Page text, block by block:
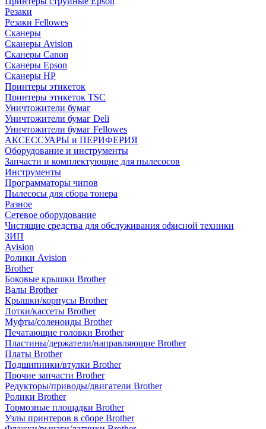
Резаки
Резаки Fellowes
Сканеры
Сканеры Avision
Сканеры Canon
Сканеры Epson
Сканеры HP
Принтеры этикеток
Принтеры этикеток TSC
Уничтожители бумаг
Уничтожители бумаг Deli
Уничтожители бумаг Fellowes
АКСЕССУАРЫ и ПЕРИФЕРИЯ
Оборудование и инструменты
Запчасти и комплектующие для пылесосов
Инструменты
Программаторы чипов
Пылесосы для сбора тонера
Разное
Сетевое оборудование
Чистящие средства для обслуживания офисной техники
ЗИП
Avision
Ролики Avision
Brother
Боковые крышки Brother
Валы Brother
Крышки/корпусы Brother
Лотки/кассеты Brother
Муфты/соленоиды Brother
Печатающие головки Brother
Пластины/держатели/направляющие Brother
Платы Brother
Подшипники/втулки Brother
Прочие запчасти Brother
Редукторы/приводы/двигатели Brother
Ролики Brother
Тормозные площадки Brother
Узлы принтеров в сборе Brother